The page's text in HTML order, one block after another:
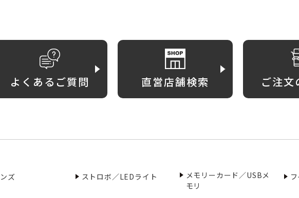
よくあるご質問 直営店舗検索 ご注文
ズ ストロボ／LEDライト
メモリーカード／USBメ
モリ